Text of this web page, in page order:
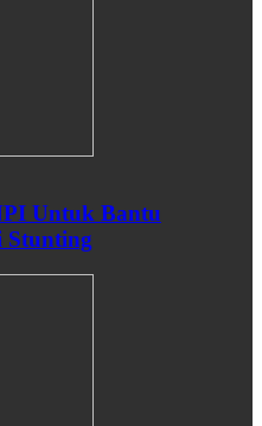
Untuk Bantu
Stunting